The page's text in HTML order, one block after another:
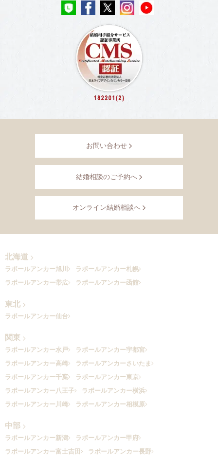
お問い合わせ
結婚相談のご予約へ
オンライン結婚相談へ
北海道
ラポールアンカー旭川
ラポールアンカー札幌
ラポールアンカー帯広
ラポールアンカー函館
東北
ラポールアンカー仙台
関東
ラポールアンカー水戸
ラポールアンカー宇都宮
ラポールアンカー高崎
ラポールアンカーさいたま
ラポールアンカー千葉
ラポールアンカー東京
ラポールアンカー八王子
ラポールアンカー横浜
ラポールアンカー川崎
ラポールアンカー相模原
中部
ラポールアンカー新潟
ラポールアンカー甲府
ラポールアンカー富士吉田
ラポールアンカー長野